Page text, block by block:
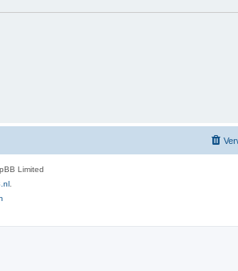
Limited